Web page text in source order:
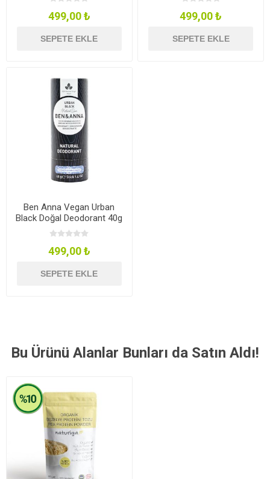
499,00 ₺
SEPETE EKLE
499,00 ₺
SEPETE EKLE
Ben Anna Vegan Urban
Black Doğal Deodorant 40g
499,00 ₺
SEPETE EKLE
Bu Ürünü Alanlar Bunları da Satın Aldı!